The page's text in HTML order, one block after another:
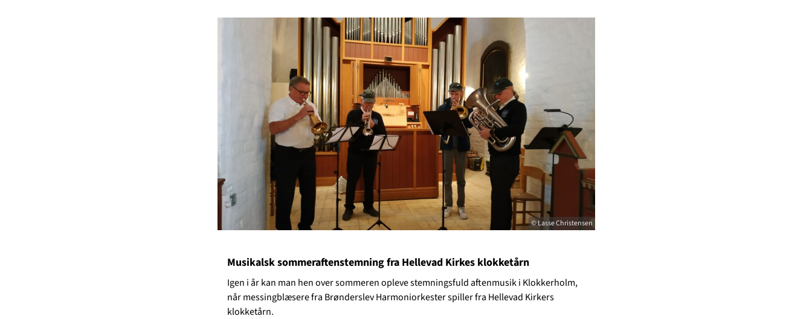
© Lasse Christensen
Musikalsk sommeraftenstemning fra Hellevad Kirkes klokketårn
Igen i år kan man hen over sommeren opleve stemningsfuld aftenmusik i Klokkerholm,
når messingblæsere fra Brønderslev Harmoniorkester spiller fra Hellevad Kirkers
klokketårn.